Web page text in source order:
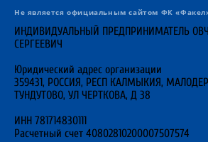
Не является официальным сайтом ФК
ИНДИВИДУАЛЬНЫЙ ПРЕДПРИНИМАТЕЛЬ
СЕРГЕЕВИЧ
Юридический адрес организации
359431, РОССИЯ, РЕСП КАЛМЫКИЯ,
ТУНДУТОВО, УЛ ЧЕРТКОВА, Д 38
ИНН 781714830111
Расчетный счет 40802810200007507574